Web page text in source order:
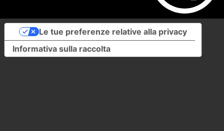
Informativa sulla raccolta
Le tue preferenze relative alla privacy